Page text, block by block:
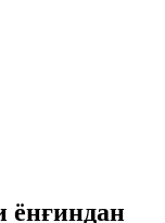
ёнғиндан